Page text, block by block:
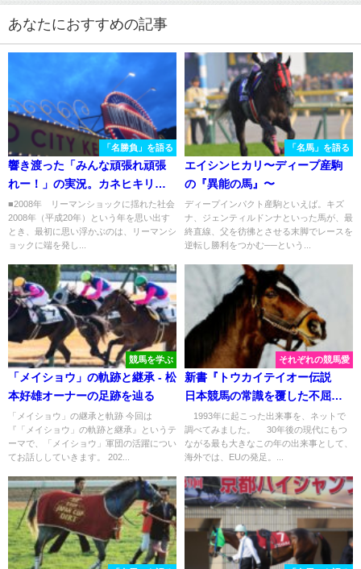
あなたにおすすめの記事
「名勝負」を語る
響き渡った「みんな頑張れ頑張
れー！」の実況。カネヒキリが
勝利した2008年東京大賞典を振
り返る
■2008年 リーマンショックに揺れた社会
2008年（平成20年）という年を思い出す
とき、最初に思い浮かぶのは、リーマンシ
ョックに端を発し...
「名馬」を語る
エイシンヒカリ〜ディープ産駒
の『異能の馬』〜
ディープインパクト産駒といえば。キズ
ナ、ジェンティルドンナといった馬が、最
終直線、父を彷彿とさせる末脚でレースを
逆転し勝利をつかむ──という...
競馬を学ぶ
「メイショウ」の軌跡と継承 - 松
本好雄オーナーの足跡を辿る
「メイショウ」の継承と軌跡 今回は
『「メイショウ」の軌跡と継承』というテ
ーマで、「メイショウ」軍団の活躍につい
てお話ししていきます。 202...
それぞれの競馬愛
新書『トウカイテイオー伝説
日本競馬の常識を覆した不屈の
帝王』を読んで。
1993年に起こった出来事を、ネットで
調べてみました。 30年後の現代にもつ
ながる最も大きなこの年の出来事として、
海外では、EUの発足。...